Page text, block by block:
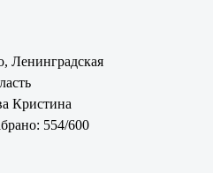
Ленинградская
Кристина
554/600